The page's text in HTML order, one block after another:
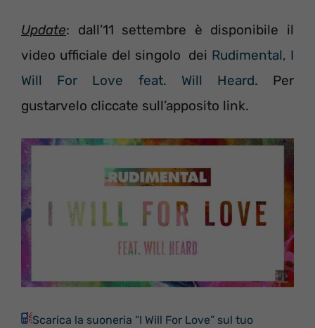
Update: dall’11 settembre è disponibile il
video ufficiale del singolo dei Rudimental, I
Will For Love feat. Will Heard. Per
gustarvelo cliccate sull’apposito link.
Scarica la suoneria “I Will For Love” sul tuo